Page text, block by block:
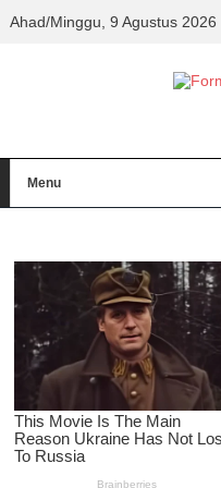
Ahad/Minggu, 9 Agustus 2026
Menu